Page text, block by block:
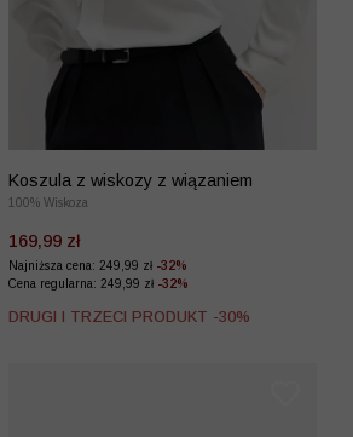
Koszula z wiskozy z wiązaniem
100% Wiskoza
169,99 zł
Najniższa cena: 249,99 zł -32%
Cena regularna: 249,99 zł -32%
DRUGI I TRZECI PRODUKT -30%